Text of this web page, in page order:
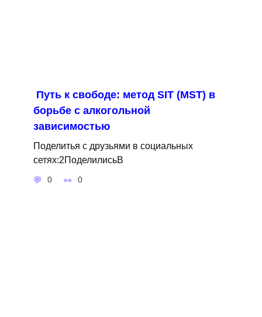
Путь к свободе: метод SIT (MST) в
борьбе с алкогольной
зависимостью
Поделитья с друзьями в социальных
сетях:2ПоделилисьВ
0 0